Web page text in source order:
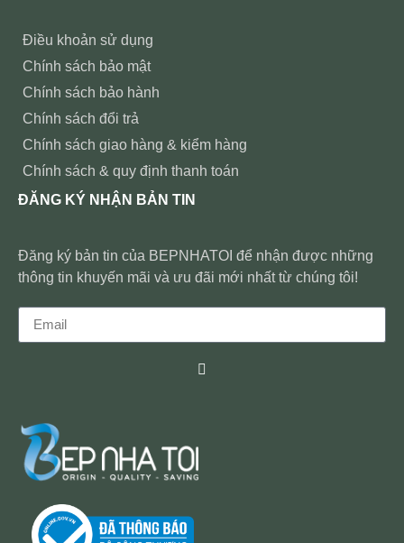
Điều khoản sử dụng
Chính sách bảo mật
Chính sách bảo hành
Chính sách đổi trả
Chính sách giao hàng & kiểm hàng
Chính sách & quy định thanh toán
ĐĂNG KÝ NHẬN BẢN TIN
Đăng ký bản tin của BEPNHATOI để nhận được những
thông tin khuyến mãi và ưu đãi mới nhất từ chúng tôi!